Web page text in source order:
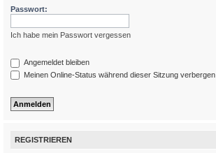
Passwort:
Ich habe mein Passwort vergessen
Angemeldet bleiben
Meinen Online-Status während dieser Sitzung verbergen
REGISTRIEREN